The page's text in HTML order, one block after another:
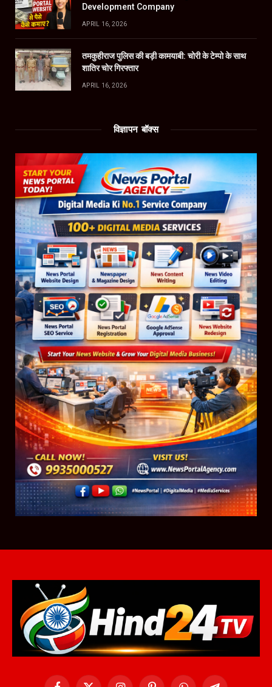
Development Company
APRIL 16, 2026
तमकुहीराज पुलिस की बड़ी कामयाबी: चोरी के टेम्पो के साथ
शातिर चोर गिरफ्तार
APRIL 16, 2026
विज्ञापन बॉक्स